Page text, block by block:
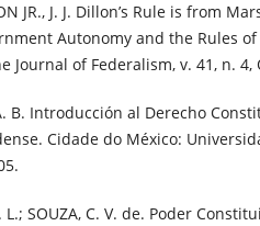
JR., J. J. Dillon’s Rule is from
Autonomy and the Rules
Journal of Federalism, v. 41, n. 4,
B. Introducción al Derecho
Cidade do México:
L.; SOUZA, C. V. de. Poder